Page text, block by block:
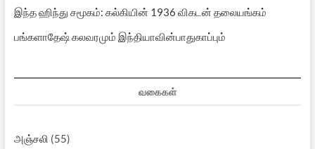
இந்த ஹிந்து சமூகம்: கல்கியின் 1936 விகடன் தலையங்கம்
பங்களாதேஷ் கலவரமும் இந்தியாவின்பாதுகாப்பும்
வகைகள்
அஞ்சலி (55)